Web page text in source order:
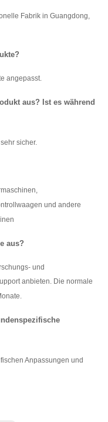
Fabrik in Guangdong,
angepasst.
aus? Ist es während
sicher.
und andere
aus?
und
anbieten. Die normale
Anpassungen und